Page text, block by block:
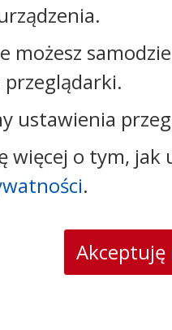
tel.:+48525893720
e-mail:
skrytka ePUAP:
strona www:
możesz
ustawienia
więcej o tym, jak
.
Akceptuję